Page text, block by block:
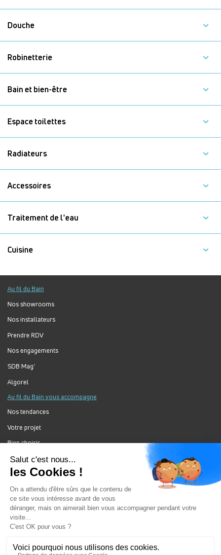
Douche
Robinetterie
Bain et bien-être
Espace toilettes
Radiateurs
Accessoires
Traitement de l'eau
Cuisine
Au fil du Bain
Nos showrooms
Nos installateurs
Prendre RDV
Nos engagements
SDB Mag'
Algorel
Au fil du Bain vous accompagne
Nos tendances
Votre projet
Bien choisir
Forum Au Fil du Bain
Nos produits